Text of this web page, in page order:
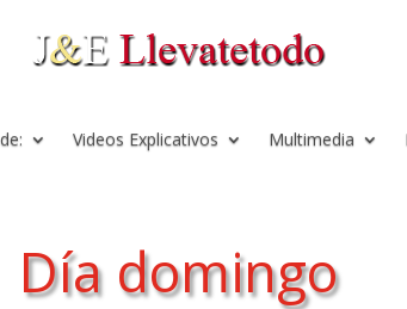
Videos Explicativos Multimedia
Día domingo